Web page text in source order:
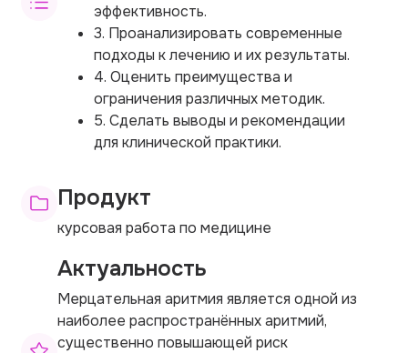
эффективность.
3. Проанализировать современные
подходы к лечению и их результаты.
4. Оценить преимущества и
ограничения различных методик.
5. Сделать выводы и рекомендации
для клинической практики.
Продукт
курсовая работа по медицине
Актуальность
Мерцательная аритмия является одной из
наиболее распространённых аритмий,
существенно повышающей риск